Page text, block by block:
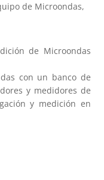
de Microondas,
de Microondas
con un banco de
y medidores de
y medición en